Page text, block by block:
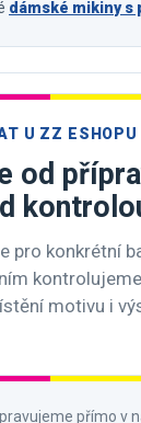
dámské mikiny s
U ZZ ESHOPU
od
pro konkrétní
motivu i
přímo v